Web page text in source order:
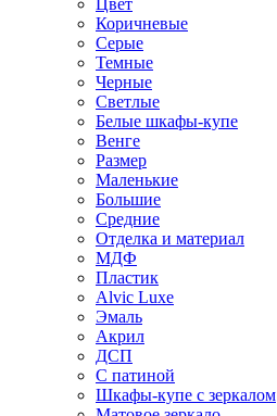
Цвет
Коричневые
Серые
Темные
Черные
Светлые
Белые шкафы-купе
Венге
Размер
Маленькие
Большие
Средние
Отделка и материал
МДФ
Пластик
Alvic Luxe
Эмаль
Акрил
ДСП
С патиной
Шкафы-купе с зеркалом